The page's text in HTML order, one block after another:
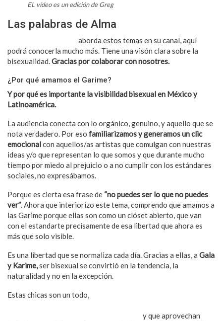
EL vídeo es un edición de Greg
Las palabras de Alma
aborda estos temas en su canal, aquí
podrá conocerla mucho más. Tiene una visón clara sobre la
bisexualidad.Gracias por colaborar con nosotres.
¿Por qué amamos el Garime?
Y por qué es importante la visibilidad bisexual en México y
Latinoamérica.
La audiencia conecta con lo orgánico, genuino, y aquello que se
nota verdadero. Por eso familiarizamos y generamos un clic
emocionalcon aquellos/as artistas que comulgan con nuestras
ideas y/o que representan lo que somos y que durante mucho
tiempo por miedo al prejuicio o a no cumplir con los estándares
sociales, no expresábamos.
Porque es cierta esa frase de “no puedes ser lo que no puedes
ver”. Ahora que interiorizo este tema, comprendo que amamos a
las Garime porque ellas son como un clóset abierto, que van
con el estandarte precisamente de esa libertad que ahora es
más que solo visible.
Es una libertad que se normaliza cada día. Gracias a ellas, a Gala
y Karime,ser bisexual se convirtió en la tendencia, la
naturalidad y no en la excepción.
Estas chicas son un todo,
y que aprovechan